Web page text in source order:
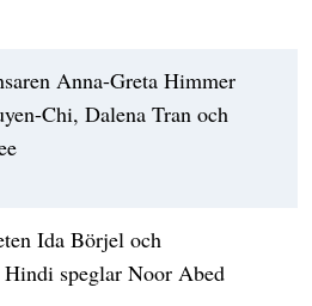
Anna-Greta Himmer
Chi, Dalena Tran och
Ida Börjel och
Hindi speglar Noor Abed